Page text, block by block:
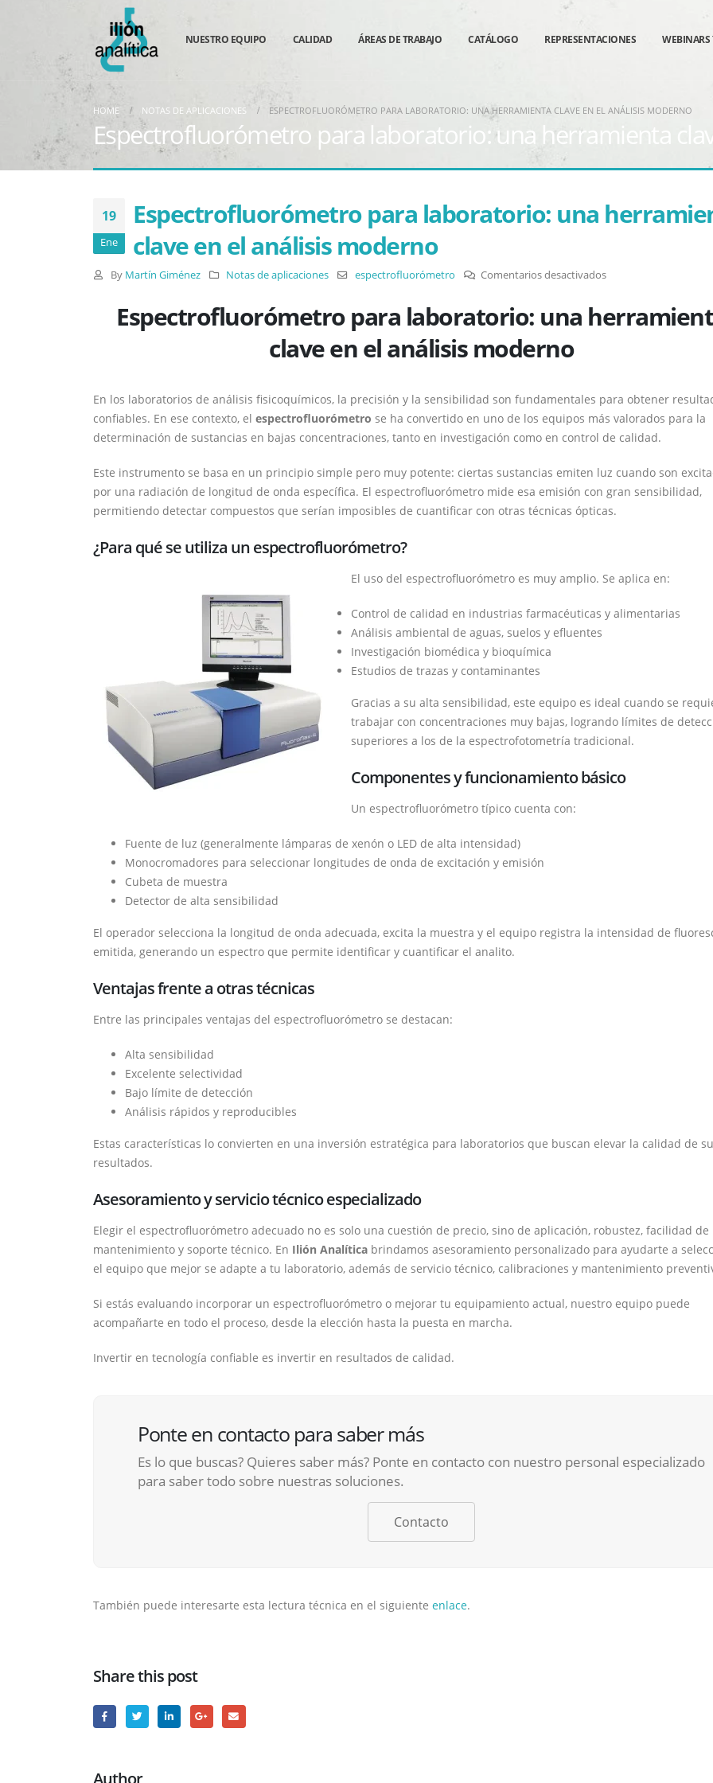
NUESTRO EQUIPO CALIDAD ÁREAS DE TRABAJO CATÁLOGO REPRESENTACIONES WEBINARS
HOME NOTAS DE APLICACIONES ESPECTROFLUORÓMETRO PARA LABORATORIO: UNA HERRAMIENTA CLAVE EN EL ANÁLISIS MODERNO
Espectrofluorómetro para laboratorio: una herramienta
19
Ene
Espectrofluorómetro para laboratorio: una
clave en el análisis moderno
By Martín Giménez Notas de aplicaciones espectrofluorómetro Comentarios desactivadosen
para
en
el
análisis
moderno
Espectrofluorómetro para laboratorio: una
clave en el análisis moderno
En los laboratorios de análisis fisicoquímicos, la precisión y la sensibilidad son fundamentales para obtener
confiables. En ese contexto, el espectrofluorómetro se ha convertido en uno de los equipos más valorados para la
determinación de sustancias en bajas concentraciones, tanto en investigación como en control de calidad.
Este instrumento se basa en un principio simple pero muy potente: ciertas sustancias emiten luz cuando son
por una radiación de longitud de onda específica. El espectrofluorómetro mide esa emisión con gran sensibilidad,
permitiendo detectar compuestos que serían imposibles de cuantificar con otras técnicas ópticas.
¿Para qué se utiliza un espectrofluorómetro?
El uso del espectrofluorómetro es muy amplio. Se aplica en:
Control de calidad en industrias farmacéuticas y alimentarias
Análisis ambiental de aguas, suelos y efluentes
Investigación biomédica y bioquímica
Estudios de trazas y contaminantes
Gracias a su alta sensibilidad, este equipo es ideal cuando se
trabajar con concentraciones muy bajas, logrando límites de
superiores a los de la espectrofotometría tradicional.
Componentes y funcionamiento básico
Un espectrofluorómetro típico cuenta con:
Fuente de luz (generalmente lámparas de xenón o LED de alta intensidad)
Monocromadores para seleccionar longitudes de onda de excitación y emisión
Cubeta de muestra
Detector de alta sensibilidad
El operador selecciona la longitud de onda adecuada, excita la muestra y el equipo registra la intensidad de
emitida, generando un espectro que permite identificar y cuantificar el analito.
Ventajas frente a otras técnicas
Entre las principales ventajas del espectrofluorómetro se destacan:
Alta sensibilidad
Excelente selectividad
Bajo límite de detección
Análisis rápidos y reproducibles
Estas características lo convierten en una inversión estratégica para laboratorios que buscan elevar la calidad de
resultados.
Asesoramiento y servicio técnico especializado
Elegir el espectrofluorómetro adecuado no es solo una cuestión de precio, sino de aplicación, robustez, facilidad de
mantenimiento y soporte técnico. En Ilión Analítica brindamos asesoramiento personalizado para ayudarte a
el equipo que mejor se adapte a tu laboratorio, además de servicio técnico, calibraciones y mantenimiento
Si estás evaluando incorporar un espectrofluorómetro o mejorar tu equipamiento actual, nuestro equipo puede
acompañarte en todo el proceso, desde la elección hasta la puesta en marcha.
Invertir en tecnología confiable es invertir en resultados de calidad.
Ponte en contacto para saber más
Es lo que buscas? Quieres saber más? Ponte en contacto con nuestro personal especializado
para saber todo sobre nuestras soluciones.
Contacto
También puede interesarte esta lectura técnica en el siguiente enlace.
Share this post
Author